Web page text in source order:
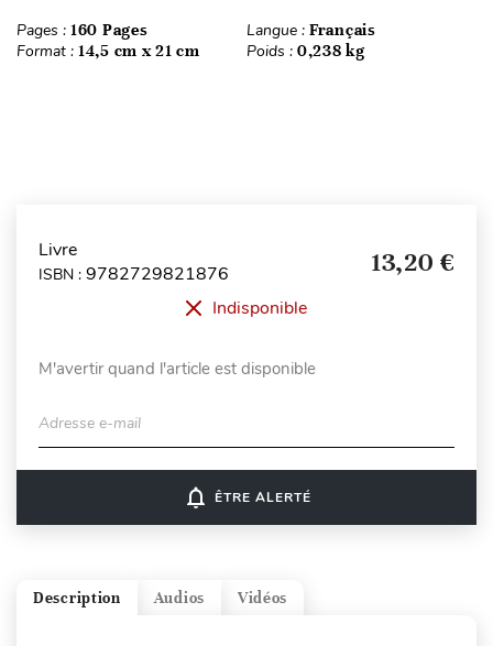
Pages : 160 Pages Langue : Français
Format : 14,5 cm x 21 cm Poids : 0,238 kg
Livre
ISBN : 9782729821876 13,20 €
Indisponible
M'avertir quand l'article est disponible
Adresse e-mail
notifications_none ÊTRE ALERTÉ
Vidéos
Audios
Description